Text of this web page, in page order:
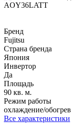
Бренд
Fujitsu
Страна бренда
Япония
Инвертор
Да
Площадь
90 кв. м.
Режим работы
охлаждение/обогрев
Все характеристики